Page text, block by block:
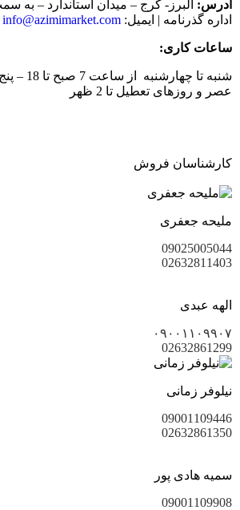
آدرس: البرز- کرج – میدان استاندارد – به
اداره گذرنامه | ایمیل: info@azimimarket.com
ساعات کاری:
عصر و روزهای تعطیل تا 2 ظهر
کارشناسان فروش
ملیحه جعفری
09025005044
02632811403
الهه عبدی
۰۹۰۰۱۱۰۹۹۰۷
02632861299
نیلوفر زمانی
09001109446
02632861350
سمیه هادی پور
09001109908